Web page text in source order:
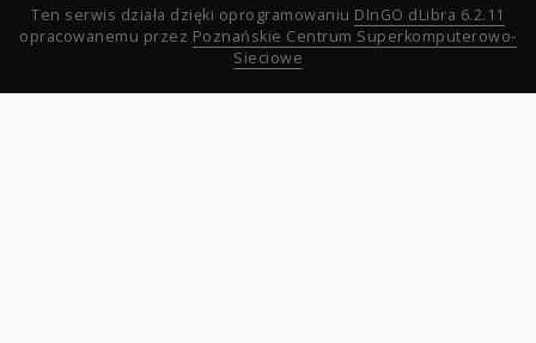
Ten serwis działa dzięki oprogramowaniu DInGO dLibra 6.2.11
opracowanemu przez Poznańskie Centrum Superkomputerowo-
Sieciowe